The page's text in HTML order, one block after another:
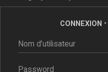
CONNEXION •